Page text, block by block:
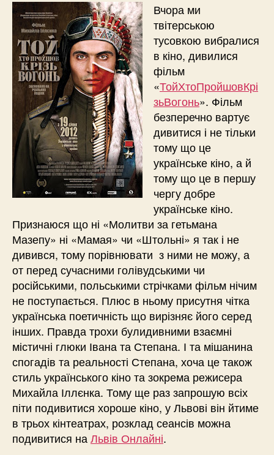
Вчора ми
твітерською
тусовкою вибралися
в кіно, дивилися
фільм
«ТойХтоПройшовКрі
зьВогонь». Фільм
безперечно вартує
дивитися і не тільки
тому що це
українське кіно, а й
тому що це в першу
чергу добре
українське кіно.
Признаюся що ні «Молитви за гетьмана
Мазепу» ні «Мамая» чи «Штольні» я так і не
дивився, тому порівнювати з ними не можу, а
от перед сучасними голівудськими чи
російськими, польськими стрічками фільм нічим
не поступається. Плюс в ньому присутня чітка
українська поетичність що вирізняє його серед
інших. Правда трохи булидивними взаємні
містичні глюки Івана та Степана. І та мішанина
спогадів та реальності Степана, хоча це також
стиль українського кіно та зокрема режисера
Михайла Іллєнка. Тому ще раз запрошую всіх
піти подивитися хороше кіно, у Львові він йтиме
в трьох кінтеатрах, розклад сеансів можна
подивитися наЛьвів Онлайні.